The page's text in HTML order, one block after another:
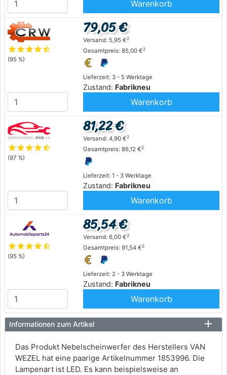
Warenkorb
starstarstarstarstar_half
(95 %)
Lieferzeit: 3 - 5 Werktage
Zustand: Fabrikneu
79,05 €
Versand: 5,95 €2
Gesamtpreis: 85,00 €2
Warenkorb
starstarstarstarstar_half
(97 %)
Lieferzeit: 1 - 3 Werktage
Zustand: Fabrikneu
81,22 €
Versand: 4,90 €2
Gesamtpreis: 86,12 €2
Warenkorb
starstarstarstarstar_half
(95 %)
Lieferzeit: 2 - 3 Werktage
Zustand: Fabrikneu
85,54 €
Versand: 6,00 €2
Gesamtpreis: 91,54 €2
Warenkorb
Informationen zum Artikel
Das Produkt Nebelscheinwerfer des Herstellers VAN
WEZEL hat eine paarige Artikelnummer 1853996. Die
Lampenart ist LED. Es kann beispielsweise an